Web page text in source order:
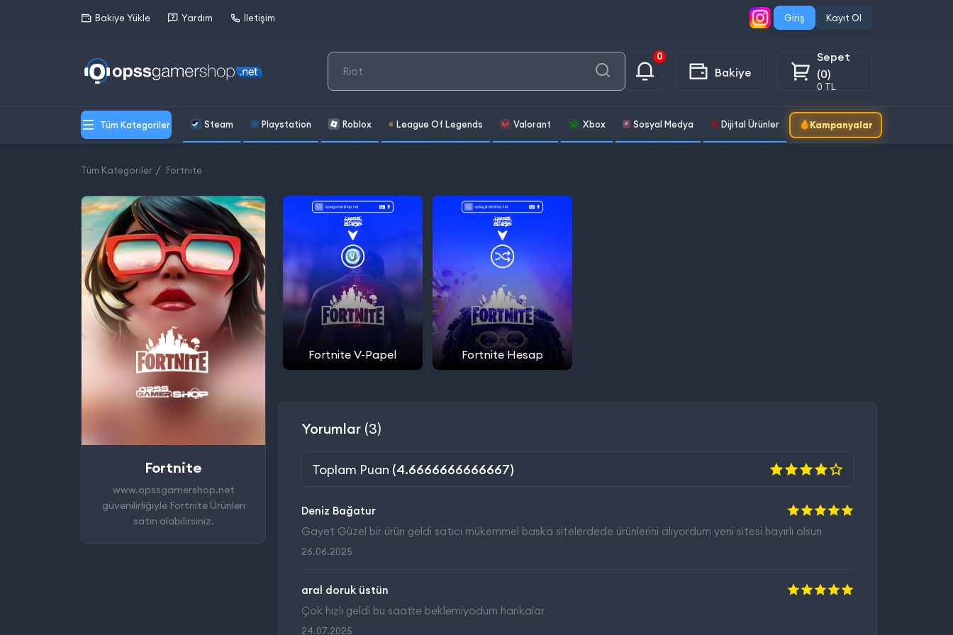
Bakiye Yükle Yardım İletişim Giriş Kayıt Ol
0
Bakiye
Sepet
(0)
0 TL
Tüm Kategoriler Steam Playstation Roblox League Of Legends Valorant Xbox Sosyal Medya Dijital Ürünler Kampanyalar
Tüm Kategoriler Fortnite
Fortnite
www.opssgamershop.net
güvenilirliğiyle Fortnite Ürünleri
satın alabilirsiniz.
Fortnite V-Papel Fortnite Hesap
Yorumlar (3)
Toplam Puan (4.6666666666667)
Deniz Bağatur
Gayet Güzel bir ürün geldi satıcı mükemmel baska sitelerdede ürünlerini alıyordum yeni sitesi hayırlı olsun
26.06.2025
aral doruk üstün
Çok hızlı geldi bu saatte beklemiyodum harikalar
24.07.2025